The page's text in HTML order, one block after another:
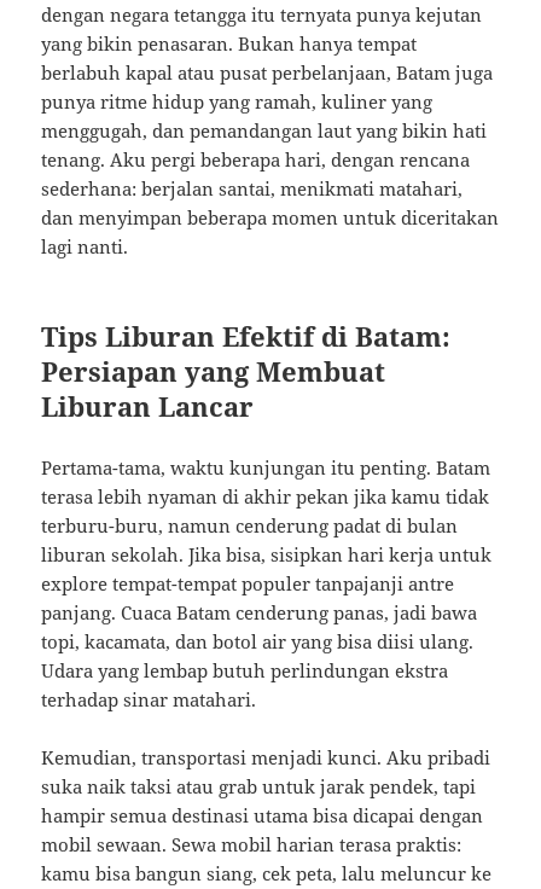
dengan negara tetangga itu ternyata punya kejutan
yang bikin penasaran. Bukan hanya tempat
berlabuh kapal atau pusat perbelanjaan, Batam juga
punya ritme hidup yang ramah, kuliner yang
menggugah, dan pemandangan laut yang bikin hati
tenang. Aku pergi beberapa hari, dengan rencana
sederhana: berjalan santai, menikmati matahari,
dan menyimpan beberapa momen untuk diceritakan
lagi nanti.
Tips Liburan Efektif di Batam:
Persiapan yang Membuat
Liburan Lancar
Pertama-tama, waktu kunjungan itu penting. Batam
terasa lebih nyaman di akhir pekan jika kamu tidak
terburu-buru, namun cenderung padat di bulan
liburan sekolah. Jika bisa, sisipkan hari kerja untuk
explore tempat-tempat populer tanpajanji antre
panjang. Cuaca Batam cenderung panas, jadi bawa
topi, kacamata, dan botol air yang bisa diisi ulang.
Udara yang lembap butuh perlindungan ekstra
terhadap sinar matahari.
Kemudian, transportasi menjadi kunci. Aku pribadi
suka naik taksi atau grab untuk jarak pendek, tapi
hampir semua destinasi utama bisa dicapai dengan
mobil sewaan. Sewa mobil harian terasa praktis:
kamu bisa bangun siang, cek peta, lalu meluncur ke